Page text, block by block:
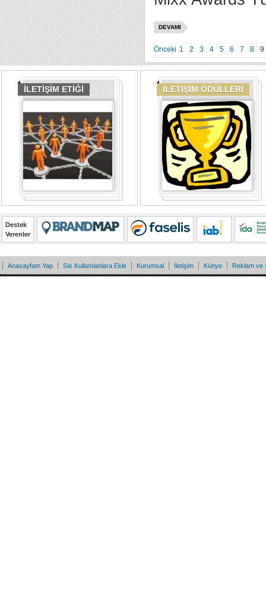
DEVAMI
Önceki 1 2 3 4 5 6 7 8 9
İLETİŞİM ETİĞİ İLETİŞİM ÖDÜLLERİ
Destek
Verenler
Anasayfam Yap Sık Kullanılanlara Ekle Kurumsal İletişim Künye Reklam ve